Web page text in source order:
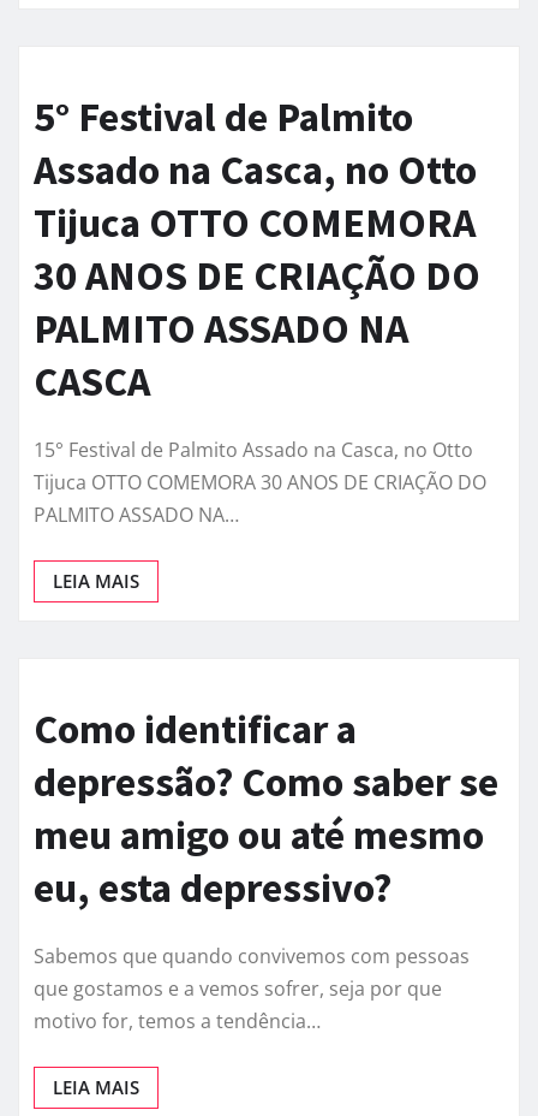
5° Festival de Palmito
Assado na Casca, no Otto
Tijuca OTTO COMEMORA
30 ANOS DE CRIAÇÃO DO
PALMITO ASSADO NA
CASCA
15° Festival de Palmito Assado na Casca, no Otto
Tijuca OTTO COMEMORA 30 ANOS DE CRIAÇÃO DO
PALMITO ASSADO NA…
LEIA MAIS
Como identificar a
depressão? Como saber se
meu amigo ou até mesmo
eu, esta depressivo?
Sabemos que quando convivemos com pessoas
que gostamos e a vemos sofrer, seja por que
motivo for, temos a tendência…
LEIA MAIS